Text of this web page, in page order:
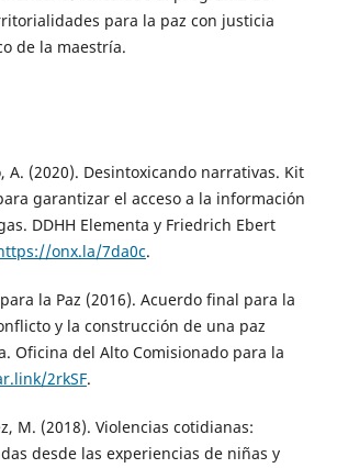
para la paz con justicia
de la maestría.
A. (2020). Desintoxicando narrativas. Kit
garantizar el acceso a la información
DDHH Elementa y Friedrich Ebert
onx.la/7da0c.
la Paz (2016). Acuerdo final para la
y la construcción de una paz
Oficina del Alto Comisionado para la
2rkSF.
M. (2018). Violencias cotidianas:
desde las experiencias de niñas y